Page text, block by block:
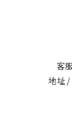
客
地址 /